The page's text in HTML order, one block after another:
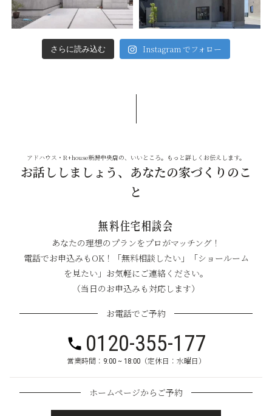
さらに読み込む Instagram でフォロー
アドハウス・R+house新潟中央店の、いいところ。もっと詳しくお伝えします。
お話ししましょう、あなたの家づくりのこ
と
無料住宅相談会
あなたの理想のプランをプロがマッチング！
電話でお申込みもOK！「無料相談したい」「ショールーム
を見たい」お気軽にご連絡ください。
（当日のお申込みも対応します）
お電話でご予約
0120-355-177
営業時間：9:00 ~ 18:00（定休日：水曜日）
ホームページからご予約